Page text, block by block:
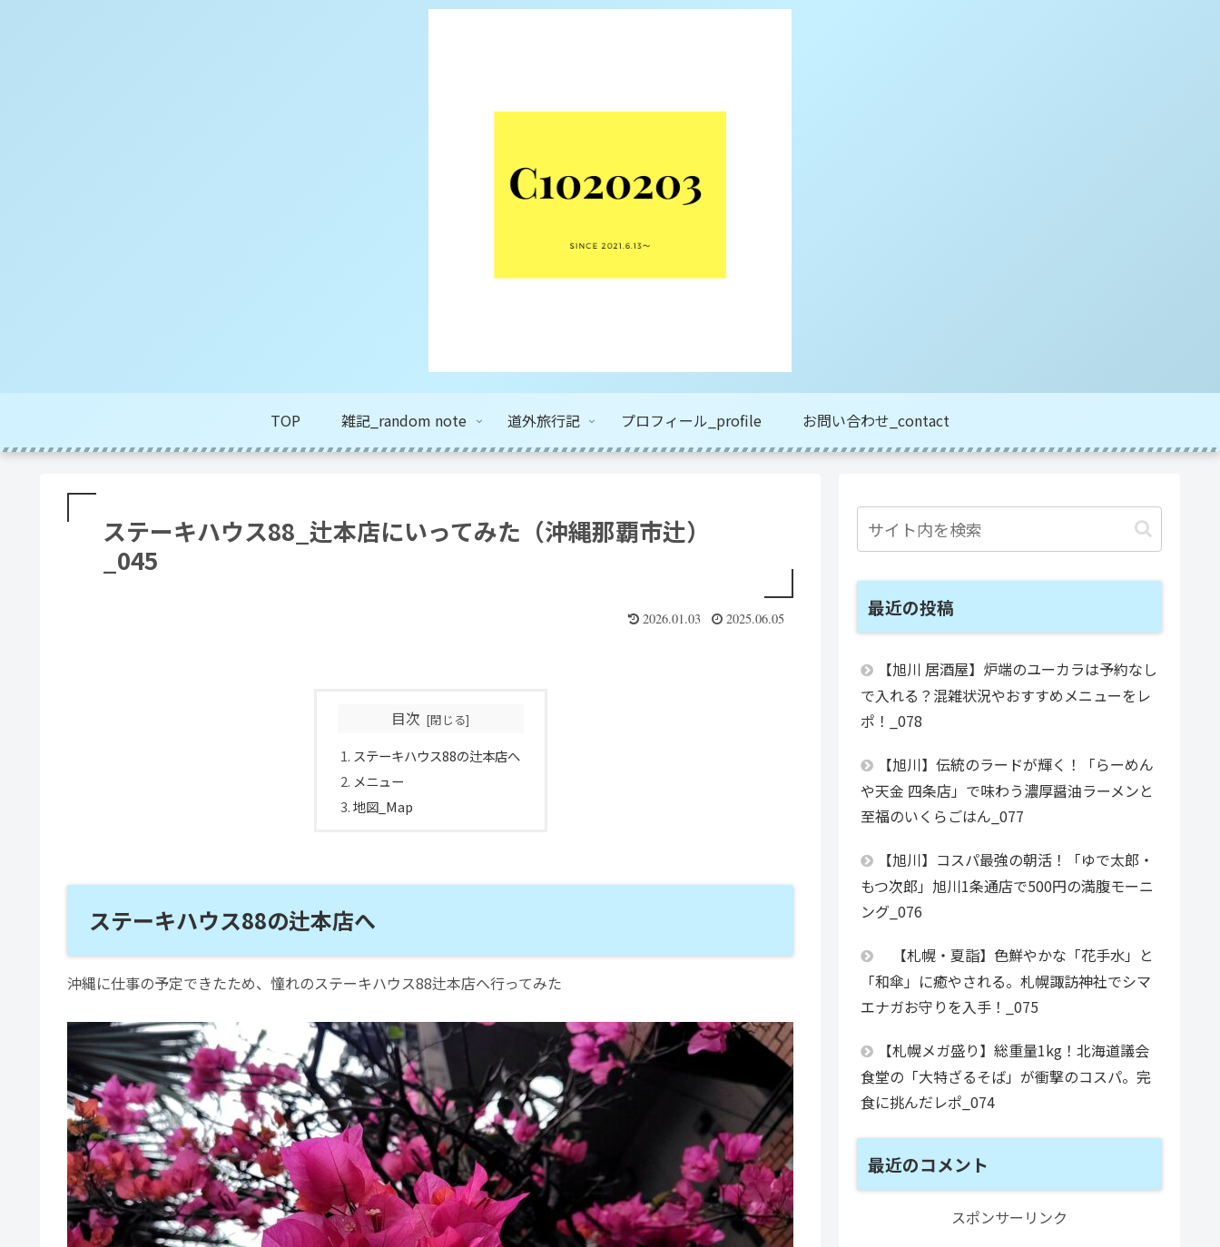
TOP 雑記_random note 道外旅行記 プロフィール_profile お問い合わせ_contact
ステーキハウス88_辻本店にいってみた（沖縄那覇市辻）
_045
2026.01.03 2025.06.05
目次
ステーキハウス88の辻本店へ
メニュー
地図_Map
ステーキハウス88の辻本店へ
沖縄に仕事の予定できたため、憧れのステーキハウス88辻本店へ行ってみた
最近の投稿
【旭川 居酒屋】炉端のユーカラは予約なし
で入れる？混雑状況やおすすめメニューをレ
ポ！_078
【旭川】伝統のラードが輝く！「らーめん
や天金 四条店」で味わう濃厚醤油ラーメンと
至福のいくらごはん_077
【旭川】コスパ最強の朝活！「ゆで太郎・
もつ次郎」旭川1条通店で500円の満腹モーニ
ング_076
【札幌・夏詣】色鮮やかな「花手水」と
「和傘」に癒やされる。札幌諏訪神社でシマ
エナガお守りを入手！_075
【札幌メガ盛り】総重量1kg！北海道議会
食堂の「大特ざるそば」が衝撃のコスパ。完
食に挑んだレポ_074
最近のコメント
スポンサーリンク